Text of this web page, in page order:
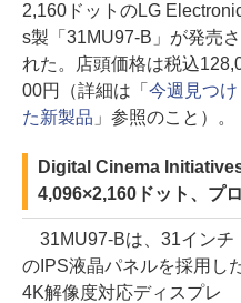
2,160ドットのLG
s製「31MU97-B」が発売さ
れた。店頭価格は税込
00円（詳細は「 今週見つけ
た新製品 」参照のこと）。
Digital Cinema
4,096×2,160ドット、プ
31MU97-Bは、31インチ
のIPS液晶パネルを採用し
4K解像度対応ディスプレ